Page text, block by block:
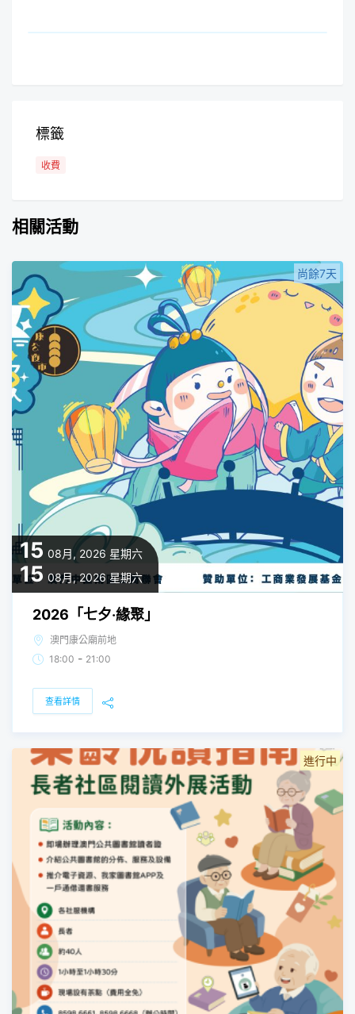
標籤
收費
相關活動
15 08月, 2026 星期六
15 08月, 2026 星期六
尚餘7天
2026「七夕‧緣聚」
澳門康公廟前地
18:00 - 21:00
查看詳情
進行中